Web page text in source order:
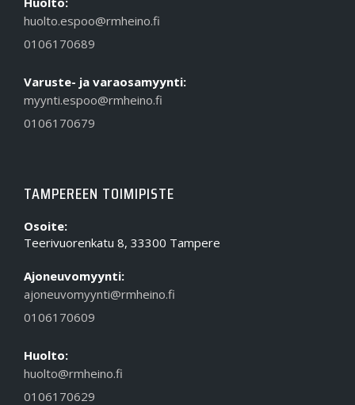
huolto.espoo@rmheino.fi
0106170689
Varuste- ja varaosamyynti:
myynti.espoo@rmheino.fi
0106170679
TAMPEREEN TOIMIPISTE
Osoite:
Teerivuorenkatu 8, 33300 Tampere
Ajoneuvomyynti:
ajoneuvomyynti@rmheino.fi
0106170609
Huolto:
huolto@rmheino.fi
0106170629